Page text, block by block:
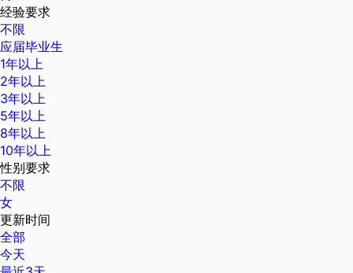
经验要求
不限
应届毕业生
1年以上
2年以上
3年以上
5年以上
8年以上
10年以上
性别要求
不限
女
更新时间
全部
今天